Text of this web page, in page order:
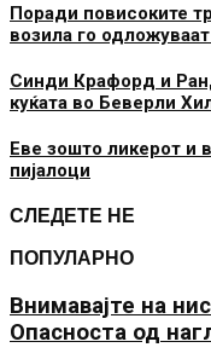
Поради повисоките
возила го
Синди Крафорд и
куќата во Беверли
Еве зошто ликерот и
пијалоци
СЛЕДЕТЕ НЕ
ПОПУЛАРНО
Внимавајте на
Опасноста од